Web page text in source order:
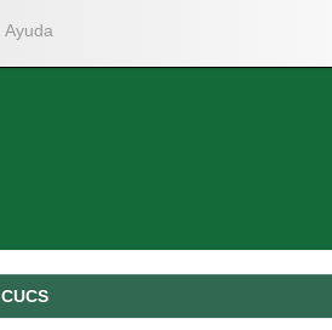
Ayuda
CUCS